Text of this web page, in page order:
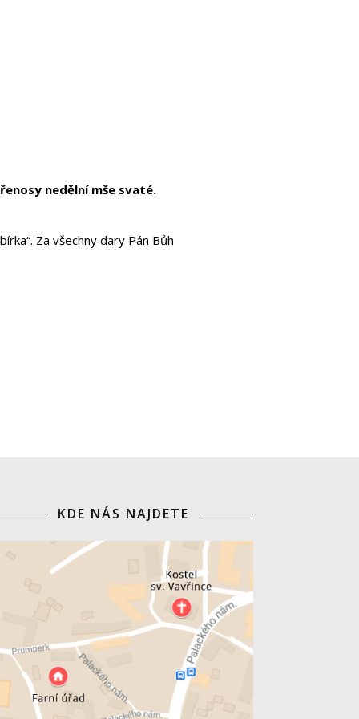
nedělní mše svaté.
Za všechny dary Pán Bůh
KDE NÁS NAJDETE